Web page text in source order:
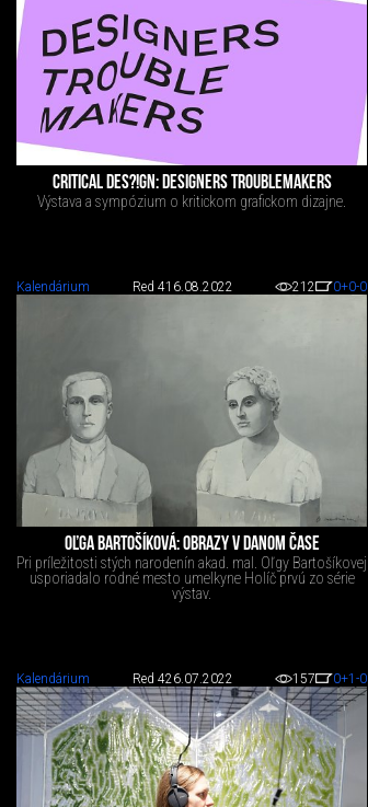
CRITICAL DES?!GN: DESIGNERS TROUBLEMAKERS
Výstava a sympózium o kritickom grafickom dizajne.
Kalendárium Red 416.08.2022 212 0+0-0
OĽGA BARTOŠÍKOVÁ: OBRAZY V DANOM ČASE
Pri príležitosti stých narodenín akad. mal. Oľgy Bartošíkovej
usporiadalo rodné mesto umelkyne Holíč prvú zo série
výstav.
Kalendárium Red 426.07.2022 157 0+1 -0